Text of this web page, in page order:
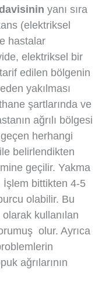
yanı sıra
(elektriksel
hastalar
elektriksel bir
edilen bölgenin
yakılması
şartlarında ve
ağrılı bölgesi
herhangi
belirlendikten
geçilir. Yakma
İşlem bittikten 4-5
olabilir. Bu
kullanılan
olur. Ayrıca
ağrılarının